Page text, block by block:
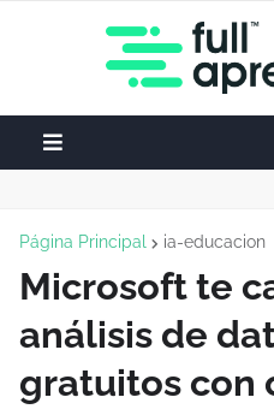
Página Principal ia-educacion
Microsoft te
análisis de
gratuitos con